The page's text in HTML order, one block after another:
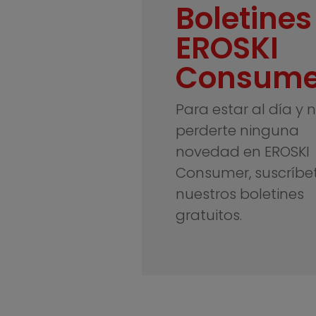
Boletines
EROSKI
Para estar al día y
perderte ninguna
novedad en EROSKI
Consumer,
nuestros boletines
gratuitos.